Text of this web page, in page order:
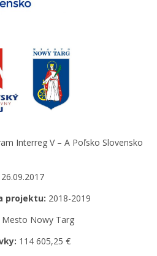
Interreg V – A Poľsko Slovensko
26.09.2017
projektu: 2018-2019
Mesto Nowy Targ
114 605,25 €